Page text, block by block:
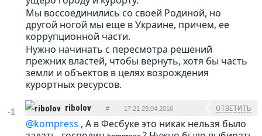
Мы воссоединились со своей Родиной, но
другой ногой мы еще в Украине, причем, ее
коррупционной части.
Нужно начинать с пересмотра решений
прежних властей, чтобы вернуть, хотя бы часть
земли и объектов в целях возрождения
курортных ресурсов.
-1 ribolov # 17:21 29.04.2016 ОТВЕТИТЬ
@kompress , А в Фесбуке это никак нельзя было